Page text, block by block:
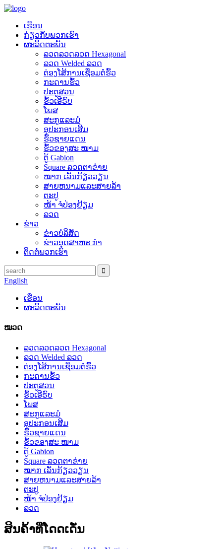
ເຮືອນ
ກ່ຽວ​ກັບ​ພວກ​ເຮົາ
ຜະລິດຕະພັນ
ລວດລວດລວດ Hexagonal
ລວດ Welded ລວດ
ຕ່ອງໂສ້ການເຊື່ອມຕໍ່ຮົ້ວ
ກະດານຮົ້ວ
ປະຕູສວນ
ຮົ້ວເອີຣົບ
ໂພສ
ສະກູແລະມໍ
ອຸປະກອນເສີມ
ຮົ້ວຊາຍແດນ
ຮົ້ວຂອງສະ ໜາມ
ຕູ້ Gabion
Square ລວດຕາຂ່າຍ
ໝາກ ເລັ່ນກ້ຽວວຽນ
ສາຍຫນາມແລະສາຍລ້າ
ຕະປູ
ໜ້າ ຈໍປ່ອງຢ້ຽມ
ລວດ
ຂ່າວ
ຂ່າວບໍລິສັດ
ຂ່າວອຸດສາຫະ ກຳ
ຕິດ​ຕໍ່​ພວກ​ເຮົາ
English
ເຮືອນ
ຜະລິດຕະພັນ
ໝວດ
ລວດລວດລວດ Hexagonal
ລວດ Welded ລວດ
ຕ່ອງໂສ້ການເຊື່ອມຕໍ່ຮົ້ວ
ກະດານຮົ້ວ
ປະຕູສວນ
ຮົ້ວເອີຣົບ
ໂພສ
ສະກູແລະມໍ
ອຸປະກອນເສີມ
ຮົ້ວຊາຍແດນ
ຮົ້ວຂອງສະ ໜາມ
ຕູ້ Gabion
Square ລວດຕາຂ່າຍ
ໝາກ ເລັ່ນກ້ຽວວຽນ
ສາຍຫນາມແລະສາຍລ້າ
ຕະປູ
ໜ້າ ຈໍປ່ອງຢ້ຽມ
ລວດ
ສິນຄ້າທີ່ໂດດເດັ່ນ